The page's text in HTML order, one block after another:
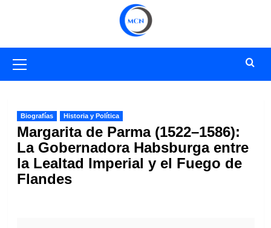
primario
Biografías Historia y Política
Margarita de Parma (1522–1586):
La Gobernadora Habsburga entre
la Lealtad Imperial y el Fuego de
Flandes